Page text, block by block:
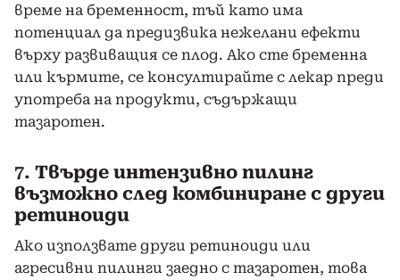
време на бременност, тъй като има
потенциал да предизвика нежелани ефекти
върху развиващия се плод. Ако сте бременна
или кърмите, се консултирайте с лекар преди
употреба на продукти, съдържащи
тазаротен.
7. Твърде интензивно пилинг
възможно след комбиниране с други
ретиноиди
Ако използвате други ретиноиди или
агресивни пилинги заедно с тазаротен, това